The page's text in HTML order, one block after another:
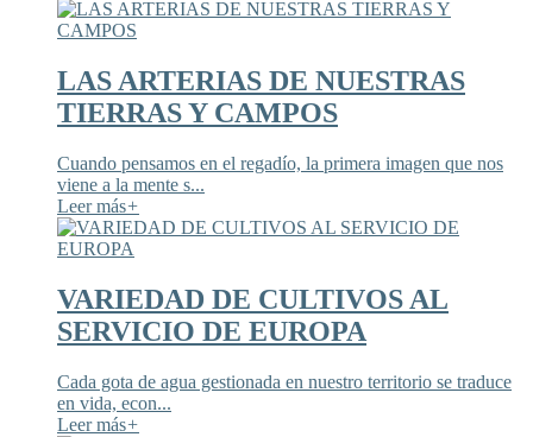
LAS ARTERIAS DE NUESTRAS
TIERRAS Y CAMPOS
Cuando pensamos en el regadío, la primera imagen que nos
viene a la mente s...
Leer más+
VARIEDAD DE CULTIVOS AL
SERVICIO DE EUROPA
Cada gota de agua gestionada en nuestro territorio se traduce
en vida, econ...
Leer más+